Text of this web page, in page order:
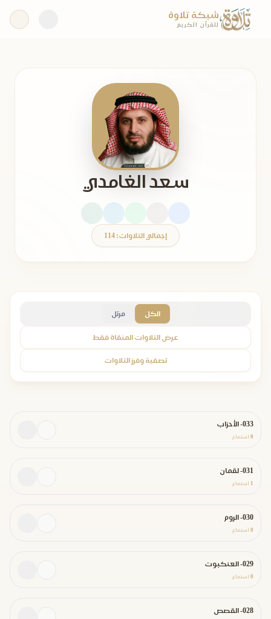
شبكة تلاوة
للقرآن الكريم
سعد الغامدي
إجمالي التلاوات: 114
الكل مرتل
عرض التلاوات المنقاة فقط
تصفية وفرز التلاوات
033- الأحزاب
0 استماع
031- لقمان
1 استماع
030- الروم
0 استماع
029- العنكبوت
0 استماع
028- القصص